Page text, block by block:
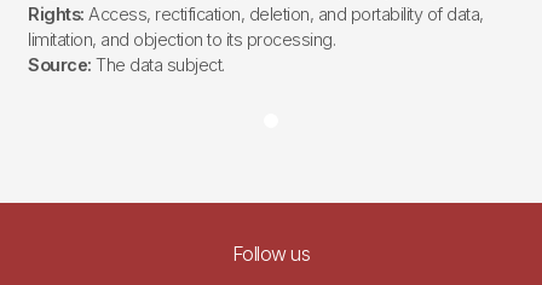
Rights: Access, rectification, deletion, and portability of data,
limitation, and objection to its processing.
Source: The data subject.
Follow us